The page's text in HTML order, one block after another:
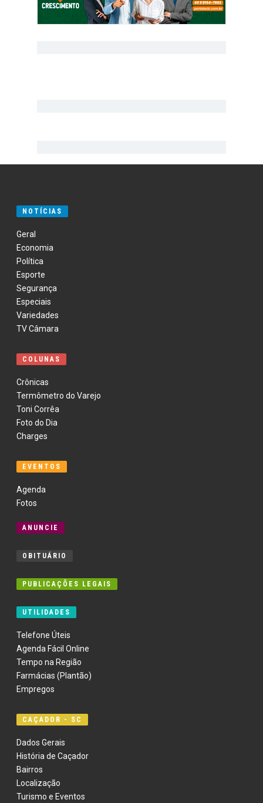
NOTÍCIAS
Geral
Economia
Política
Esporte
Segurança
Especiais
Variedades
TV Câmara
COLUNAS
Crônicas
Termômetro do Varejo
Toni Corrêa
Foto do Dia
Charges
EVENTOS
Agenda
Fotos
ANUNCIE
OBITUÁRIO
PUBLICAÇÕES LEGAIS
UTILIDADES
Telefone Úteis
Agenda Fácil Online
Tempo na Região
Farmácias (Plantão)
Empregos
CAÇADOR - SC
Dados Gerais
História de Caçador
Bairros
Localização
Turismo e Eventos